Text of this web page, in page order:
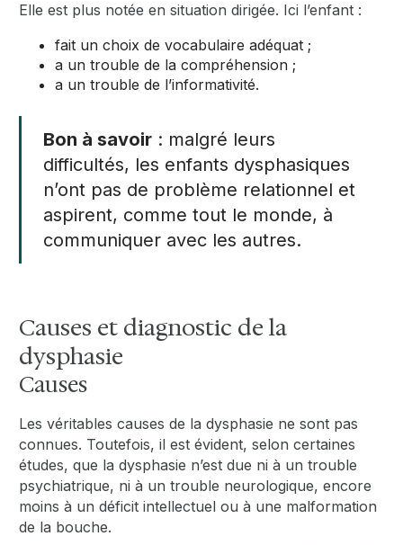
Elle est plus notée en situation dirigée. Ici l’enfant :
fait un choix de vocabulaire adéquat ;
a un trouble de la compréhension ;
a un trouble de l’informativité.
Bon à savoir : malgré leurs
difficultés, les enfants dysphasiques
n’ont pas de problème relationnel et
aspirent, comme tout le monde, à
communiquer avec les autres.
Causes et diagnostic de la
dysphasie
Causes
Les véritables causes de la dysphasie ne sont pas
connues. Toutefois, il est évident, selon certaines
études, que la dysphasie n’est due ni à un trouble
psychiatrique, ni à un trouble neurologique, encore
moins à un déficit intellectuel ou à une malformation
de la bouche.